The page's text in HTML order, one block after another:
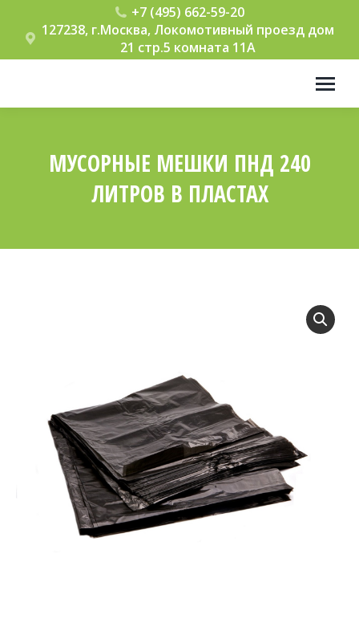
+7 (495) 662-59-20
127238, г.Москва, Локомотивный проезд дом
21 стр.5 комната 11А
МУСОРНЫЕ МЕШКИ ПНД 240
ЛИТРОВ В ПЛАСТАХ